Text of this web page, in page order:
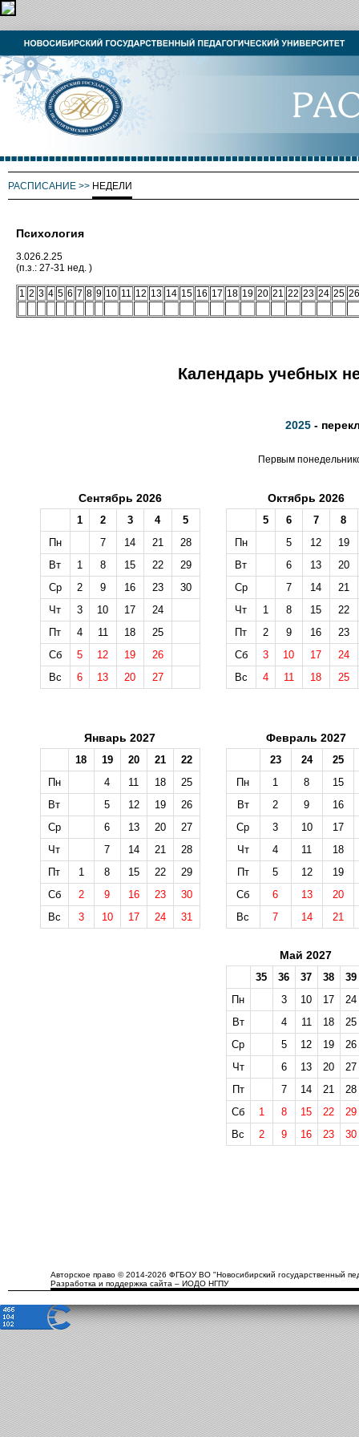
РАСПИСАНИЕ >> НЕДЕЛИ
Психология
3.026.2.25
(п.з.: 27-31 нед. )
1 2 3 4 5 6 7 8 9 10 11 12 13 14 15 16 17 18 19 20 21 22 23 24 25 26
Календарь учебных
2025 -
Первым
Сентябрь 2026
1 2 3 4
5
Пн
7 14 21
28
Вт
1 8 15 22
29
Ср
2 9 16 23
30
Чт
3 10 17
24
Пт
4 11 18
25
Сб
5 12 19
26
Вс
6 13 20 27
Октябрь 2026
5 6 7
8
Пн
5 12
19
Вт
6 13
20
Ср
7 14
21
Чт
1 8 15
22
Пт
2 9 16
23
Сб
3 10 17
24
Вс
4 11 18 25
Январь 2027
18 19 20 21
22
Пн
4 11 18
25
Вт
5 12 19
26
Ср
6 13 20
27
Чт
7 14 21
28
Пт
1 8 15 22
29
Сб
2 9 16 23
30
Вс
3 10 17 24 31
Февраль 2027
23 24
25
Пн
1 8
15
Вт
2 9
16
Ср
3 10
17
Чт
4 11
18
Пт
5 12
19
Сб
6 13
20
Вс
7 14 21
Май 2027
35 36 37 38
39
Пн
3 10 17
24
Вт
4 11 18
25
Ср
5 12 19
26
Чт
6 13 20
27
Пт
7 14 21
28
Сб
1 8 15 22
29
Вс
2 9 16 23 30
Авторское право © 2014-2026 ФГБОУ ВО "Новосибирский государственный
Разработка и поддержка сайта – ИОДО НГПУ